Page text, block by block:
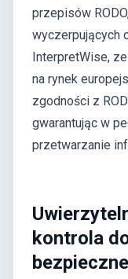
przepisów
wyczerpujących
InterpretWise,
na rynek
zgodności z
gwarantując w
przetwarzanie
kontrola